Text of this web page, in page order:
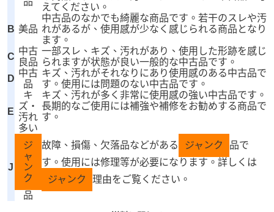
えてください。
B 美品
中古品のなかでも綺麗な商品です。若干のスレや汚
れがあるが、使用感が少なく感じられる商品となり
ます。
C
中古
良品
一部スレ、キズ、汚れがあり、使用した形跡を感じ
られますが状態が良い一般的な中古品です。
D
中古
品
キズ、汚れがそれなりにあり使用感のある中古品で
す。使用には問題のない中古品です。
E
キ
ズ・
汚れ
多い
キズ、汚れが多く非常に使用感の強い中古品です。
長期的なご使用には補強や補修をお勧めする商品で
す。
J
ジ
ャ
ン
ク
品
故障、損傷、欠落品などがある ジャンク
品で
す。使用には修理等が必要になります。詳しくは
ジャンク
理由をご覧ください。